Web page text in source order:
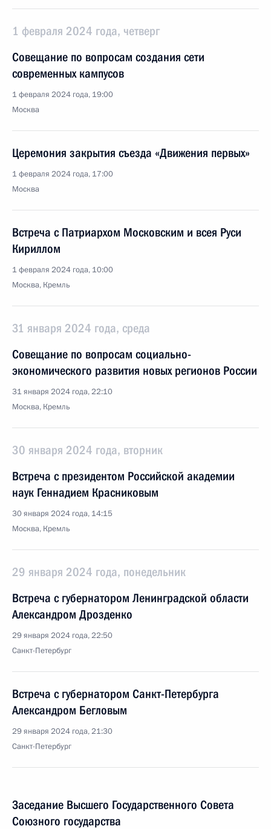
1 февраля 2024 года, четверг
Совещание по вопросам создания сети
современных кампусов
1 февраля 2024 года, 19:00
Москва
Церемония закрытия съезда «Движения первых»
1 февраля 2024 года, 17:00
Москва
Встреча с Патриархом Московским и всея Руси
Кириллом
1 февраля 2024 года, 10:00
Москва, Кремль
31 января 2024 года, среда
Совещание по вопросам социально-
экономического развития новых регионов России
31 января 2024 года, 22:10
Москва, Кремль
30 января 2024 года, вторник
Встреча с президентом Российской академии
наук Геннадием Красниковым
30 января 2024 года, 14:15
Москва, Кремль
29 января 2024 года, понедельник
Встреча с губернатором Ленинградской области
Александром Дрозденко
29 января 2024 года, 22:50
Санкт-Петербург
Встреча с губернатором Санкт-Петербурга
Александром Бегловым
29 января 2024 года, 21:30
Санкт-Петербург
Заседание Высшего Государственного Совета
Союзного государства